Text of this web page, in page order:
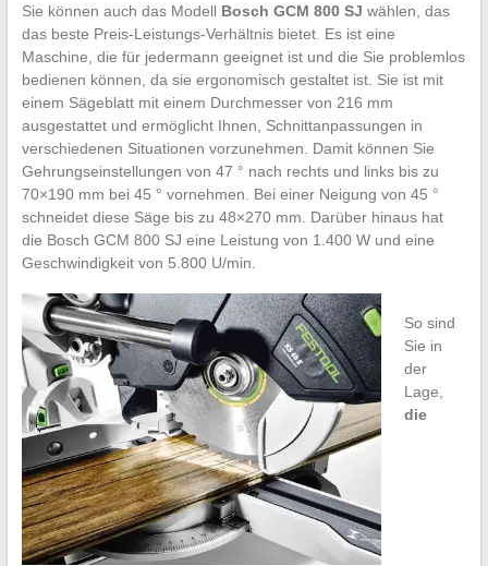
Sie können auch das Modell Bosch GCM 800 SJ wählen, das
das beste Preis-Leistungs-Verhältnis bietet. Es ist eine
Maschine, die für jedermann geeignet ist und die Sie problemlos
bedienen können, da sie ergonomisch gestaltet ist. Sie ist mit
einem Sägeblatt mit einem Durchmesser von 216 mm
ausgestattet und ermöglicht Ihnen, Schnittanpassungen in
verschiedenen Situationen vorzunehmen. Damit können Sie
Gehrungseinstellungen von 47 ° nach rechts und links bis zu
70×190 mm bei 45 ° vornehmen. Bei einer Neigung von 45 °
schneidet diese Säge bis zu 48×270 mm. Darüber hinaus hat
die Bosch GCM 800 SJ eine Leistung von 1.400 W und eine
Geschwindigkeit von 5.800 U/min.
So sind
Sie in
der
Lage,
die